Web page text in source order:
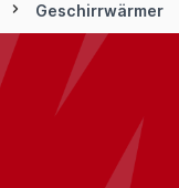
Geschirrwärmer